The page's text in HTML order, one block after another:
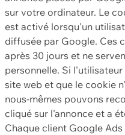
sur votre ordinateur. Le
est activé lorsqu'un
diffusée par Google. Ces
après 30 jours et ne
personnelle. Si
site web et que le cookie
nous-mêmes pouvons
cliqué sur l'annonce et a
Chaque client Google